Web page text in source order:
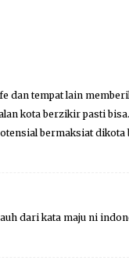
dan tempat lain
kota berzikir pasti bisa.
bermaksiat dikota
dari kata maju ni